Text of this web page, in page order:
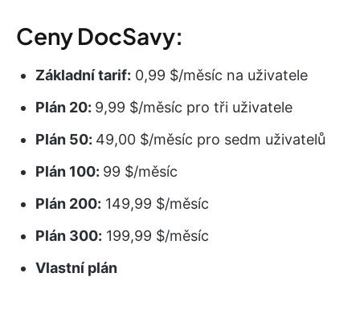
Ceny DocSavy:
Základní tarif: 0,99 $/měsíc na uživatele
Plán 20: 9,99 $/měsíc pro tři uživatele
Plán 50: 49,00 $/měsíc pro sedm uživatelů
Plán 100: 99 $/měsíc
Plán 200: 149,99 $/měsíc
Plán 300: 199,99 $/měsíc
Vlastní plán